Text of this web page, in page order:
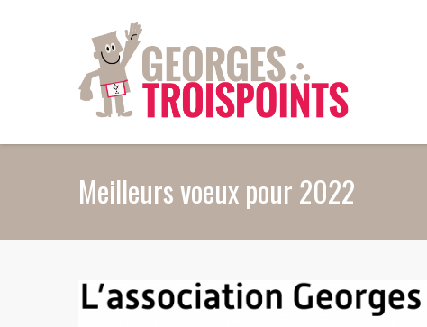
Meilleurs voeux pour 2022